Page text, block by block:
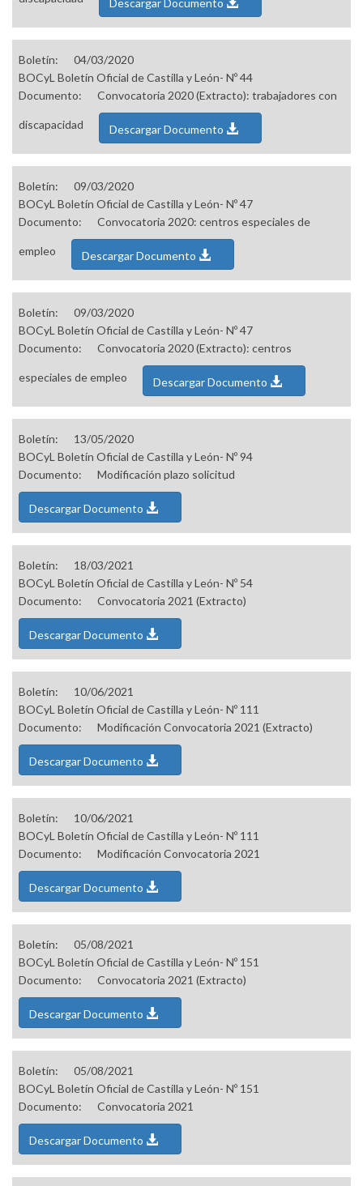
Descargar Documento
Boletín:
04/03/2020
BOCyL Boletín Oficial de Castilla y León- Nº 44
Documento:
Convocatoria 2020 (Extracto): trabajadores con
discapacidad Descargar Documento
Boletín:
09/03/2020
BOCyL Boletín Oficial de Castilla y León- Nº 47
Documento:
Convocatoria 2020: centros especiales de
empleo Descargar Documento
Boletín:
09/03/2020
BOCyL Boletín Oficial de Castilla y León- Nº 47
Documento:
Convocatoria 2020 (Extracto): centros
especiales de empleo Descargar Documento
Boletín:
13/05/2020
BOCyL Boletín Oficial de Castilla y León- Nº 94
Documento:
Modificación plazo solicitud
Descargar Documento
Boletín:
18/03/2021
BOCyL Boletín Oficial de Castilla y León- Nº 54
Documento:
Convocatoria 2021 (Extracto)
Descargar Documento
Boletín:
10/06/2021
BOCyL Boletín Oficial de Castilla y León- Nº 111
Documento:
Modificación Convocatoria 2021 (Extracto)
Descargar Documento
Boletín:
10/06/2021
BOCyL Boletín Oficial de Castilla y León- Nº 111
Documento:
Modificación Convocatoria 2021
Descargar Documento
Boletín:
05/08/2021
BOCyL Boletín Oficial de Castilla y León- Nº 151
Documento:
Convocatoria 2021 (Extracto)
Descargar Documento
Boletín:
05/08/2021
BOCyL Boletín Oficial de Castilla y León- Nº 151
Documento:
Convocatoria 2021
Descargar Documento